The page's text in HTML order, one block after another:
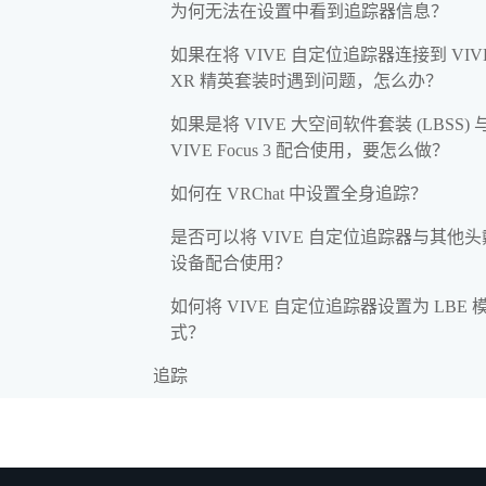
为何无法在设置中看到追踪器信息？
如果在将 VIVE 自定位追踪器连接到
XR 精英套装时遇到问题，怎么办？
如果是将 VIVE 大空间软件套装 (LBSS)
VIVE Focus 3 配合使用，要怎么做？
如何在 VRChat 中设置全身追踪？
是否可以将 VIVE 自定位追踪器与其他头
设备配合使用？
如何将 VIVE 自定位追踪器设置为 LBE
式？
追踪